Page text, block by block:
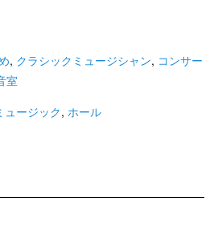
, クラシックミュージシャン, コンサー
室
ュージック, ホール